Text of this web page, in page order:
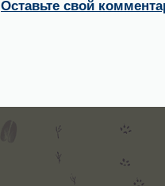
Оставьте свой